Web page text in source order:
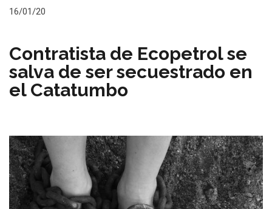
16/01/20
Contratista de Ecopetrol se
salva de ser secuestrado en
el Catatumbo